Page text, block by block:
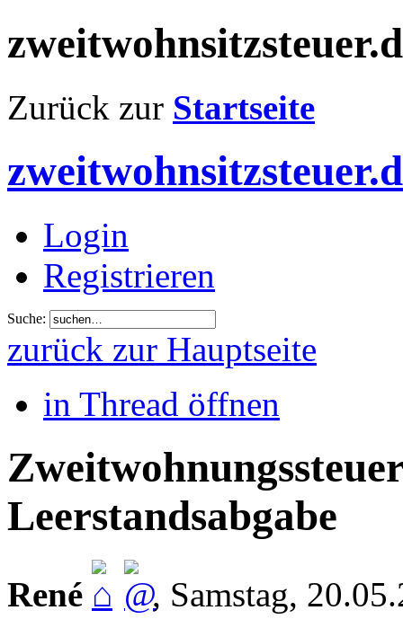
Zurück zur Startseite
Login
Registrieren
Suche:
zurück zur Hauptseite
in Thread öffnen
Leerstandsabgabe
René , Samstag,